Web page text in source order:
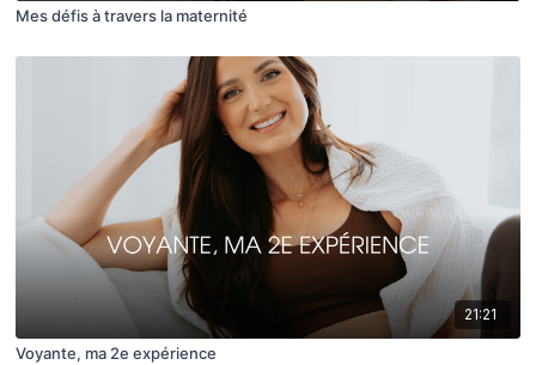
Mes défis à travers la maternité
21:21
Voyante, ma 2e expérience